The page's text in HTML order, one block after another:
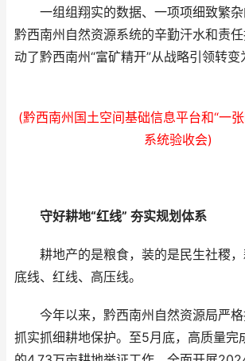
一组组翔实的数据、一项项细致繁杂
黔西南州自然资源系统的辛勤汗水和责
动了黔西南州“富矿精开”从战略引领转变
(黔西南州国土空间基础信息平台和“一
系统验收会)
守好耕地“红线” 夯实规划体系
耕地产的是粮食，装的是民生社稷，
底线、红线、高压线。
今年以来，黔西南州自然资源局严格
抓实抓细耕地保护。至5月底，高质量